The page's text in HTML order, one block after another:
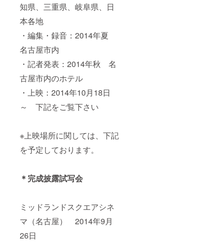
知県、三重県、岐阜県、日
本各地
・編集・録音：2014年夏
名古屋市内
・記者発表：2014年秋 名
古屋市内のホテル
・上映：2014年10月18日
～ 下記をご覧下さい
※上映場所に関しては、下記
を予定しております。
＊完成披露試写会
ミッドランドスクエアシネ
マ（名古屋） 2014年9月
26日